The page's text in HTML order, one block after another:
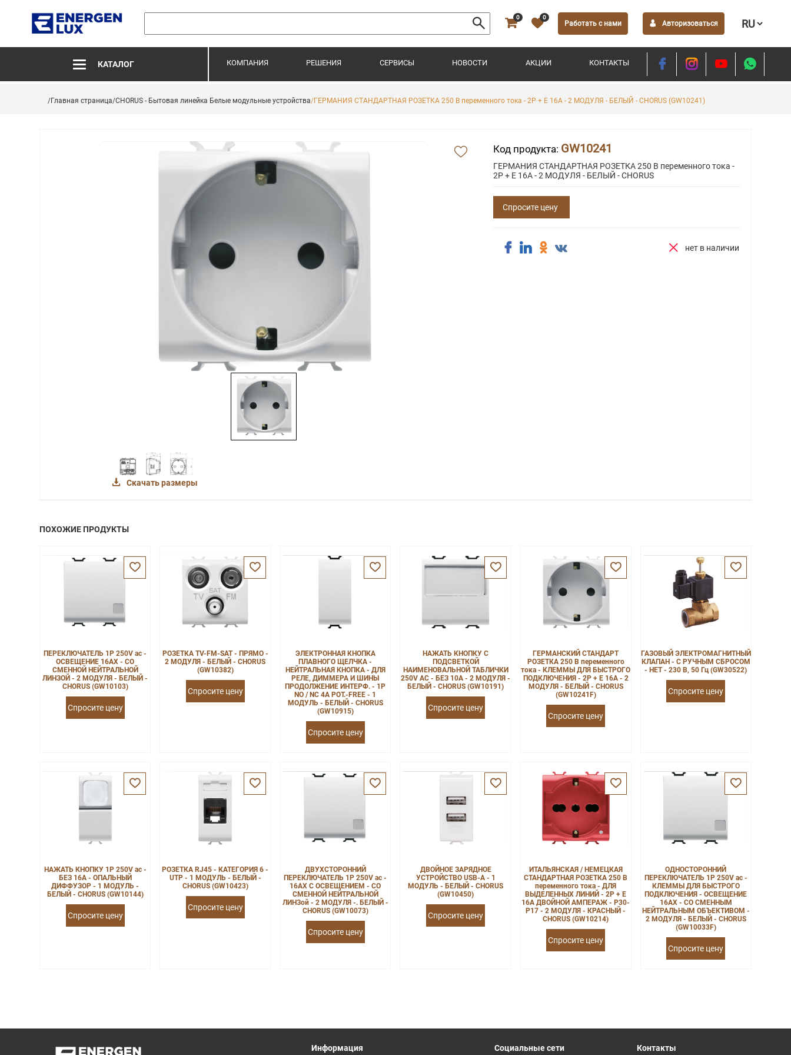
0 0
Работать с нами Авторизоваться
КАТАЛОГ КОМПАНИЯ РЕШЕНИЯ СЕРВИСЫ НОВОСТИ АКЦИИ КОНТАКТЫ
/Главная страница/CHORUS - Бытовая линейка Белые модульные устройства/ГЕРМАНИЯ СТАНДАРТНАЯ РОЗЕТКА 250 В переменного тока - 2P + E 16A - 2 МОДУЛЯ - БЕЛЫЙ - CHORUS (GW10241)
Скачать размеры
Код продукта: GW10241
ГЕРМАНИЯ СТАНДАРТНАЯ РОЗЕТКА 250 В переменного тока -
2P + E 16A - 2 МОДУЛЯ - БЕЛЫЙ - CHORUS
Спросите цену
нет в наличии
ПОХОЖИЕ ПРОДУКТЫ
ПЕРЕКЛЮЧАТЕЛЬ 1P 250V ac -
ОСВЕЩЕНИЕ 16AX - СО
СМЕННОЙ НЕЙТРАЛЬНОЙ
ЛИНЗОЙ - 2 МОДУЛЯ - БЕЛЫЙ -
CHORUS (GW10103)
Спросите цену
РОЗЕТКА TV-FM-SAT - ПРЯМО -
2 МОДУЛЯ - БЕЛЫЙ - CHORUS
(GW10382)
Спросите цену
ЭЛЕКТРОННАЯ КНОПКА
ПЛАВНОГО ЩЕЛЧКА -
НЕЙТРАЛЬНАЯ КНОПКА - ДЛЯ
РЕЛЕ, ДИММЕРА И ШИНЫ
ПРОДОЛЖЕНИЕ ИНТЕРФ. - 1P
NO / NC 4A POT.-FREE - 1
МОДУЛЬ - БЕЛЫЙ - CHORUS
(GW10915)
Спросите цену
НАЖАТЬ КНОПКУ С
ПОДСВЕТКОЙ
НАИМЕНОВАЛЬНОЙ ТАБЛИЧКИ
250V AC - БЕЗ 10A - 2 МОДУЛЯ -
БЕЛЫЙ - CHORUS (GW10191)
Спросите цену
ГЕРМАНСКИЙ СТАНДАРТ
РОЗЕТКА 250 В переменного
тока - КЛЕММЫ ДЛЯ БЫСТРОГО
ПОДКЛЮЧЕНИЯ - 2P + E 16A - 2
МОДУЛЯ - БЕЛЫЙ - CHORUS
(GW10241F)
Спросите цену
ГАЗОВЫЙ ЭЛЕКТРОМАГНИТНЫЙ
КЛАПАН - С РУЧНЫМ СБРОСОМ
- НЕТ - 230 В, 50 Гц (GW30522)
Спросите цену
НАЖАТЬ КНОПКУ 1P 250V ac -
БЕЗ 16A - ОПАЛЬНЫЙ
ДИФФУЗОР - 1 МОДУЛЬ -
БЕЛЫЙ - CHORUS (GW10144)
Спросите цену
РОЗЕТКА RJ45 - КАТЕГОРИЯ 6 -
UTP - 1 МОДУЛЬ - БЕЛЫЙ -
CHORUS (GW10423)
Спросите цену
ДВУХСТОРОННИЙ
ПЕРЕКЛЮЧАТЕЛЬ 1P 250V ac -
16AX С ОСВЕЩЕНИЕМ - СО
СМЕННОЙ НЕЙТРАЛЬНОЙ
ЛИНЗой - 2 МОДУЛЯ -. БЕЛЫЙ -
CHORUS (GW10073)
Спросите цену
ДВОЙНОЕ ЗАРЯДНОЕ
УСТРОЙСТВО USB-A - 1
МОДУЛЬ - БЕЛЫЙ - CHORUS
(GW10450)
Спросите цену
ИТАЛЬЯНСКАЯ / НЕМЕЦКАЯ
СТАНДАРТНАЯ РОЗЕТКА 250 В
переменного тока - ДЛЯ
ВЫДЕЛЕННЫХ ЛИНИЙ - 2P + E
16A ДВОЙНОЙ АМПЕРАЖ - P30-
P17 - 2 МОДУЛЯ - КРАСНЫЙ -
CHORUS (GW10214)
Спросите цену
ОДНОСТОРОННИЙ
ПЕРЕКЛЮЧАТЕЛЬ 1P 250V ac -
КЛЕММЫ ДЛЯ БЫСТРОГО
ПОДКЛЮЧЕНИЯ - ОСВЕЩЕНИЕ
16AX - СО СМЕННЫМ
НЕЙТРАЛЬНЫМ ОБЪЕКТИВОМ -
2 МОДУЛЯ - БЕЛЫЙ - CHORUS
(GW10033F)
Спросите цену
Информация Социальные сети Контакты